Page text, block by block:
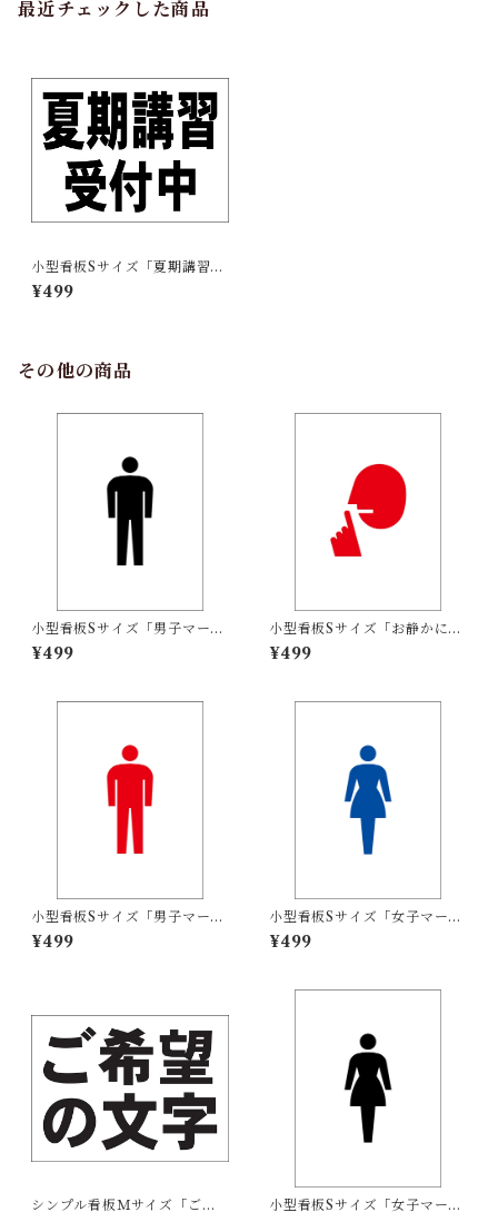
最近チェックした商品
小型看板Sサイズ「夏期講習受
付中（黒字）」 屋外可【スク
ール・教室・塾】
¥499
その他の商品
小型看板Sサイズ「男子マーク
（黒）」 屋外可【その他・マ
ーク】
¥499
小型看板Sサイズ「お静かにマ
ーク（赤）」 屋外可【その
他・マーク】
¥499
小型看板Sサイズ「男子マーク
（赤）」 屋外可【その他・マ
ーク】
¥499
小型看板Sサイズ「女子マーク
（青）」 屋外可【その他・マ
ーク】
¥499
シンプル看板Ｍサイズ「ご希 小型看板Sサイズ「女子マーク